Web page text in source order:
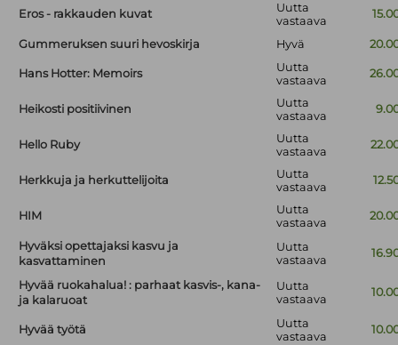
Eros - rakkauden kuvat
Uutta
vastaava
Gummeruksen suuri hevoskirja Hyvä
Hans Hotter: Memoirs
Uutta
vastaava
Heikosti positiivinen
Uutta
vastaava
Hello Ruby
Uutta
vastaava
Herkkuja ja herkuttelijoita
Uutta
vastaava
HIM
Uutta
vastaava
Hyväksi opettajaksi kasvu ja
kasvattaminen
Uutta
vastaava
Hyvää ruokahalua! : parhaat kasvis-, kana-
ja kalaruoat
Uutta
vastaava
Hyvää työtä
Uutta
vastaava